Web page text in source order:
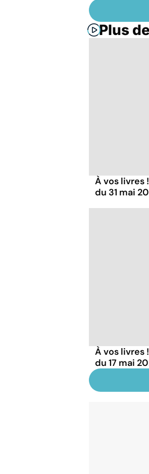
Plus
À vos livres
du 31 mai
À vos livres
du 17 mai